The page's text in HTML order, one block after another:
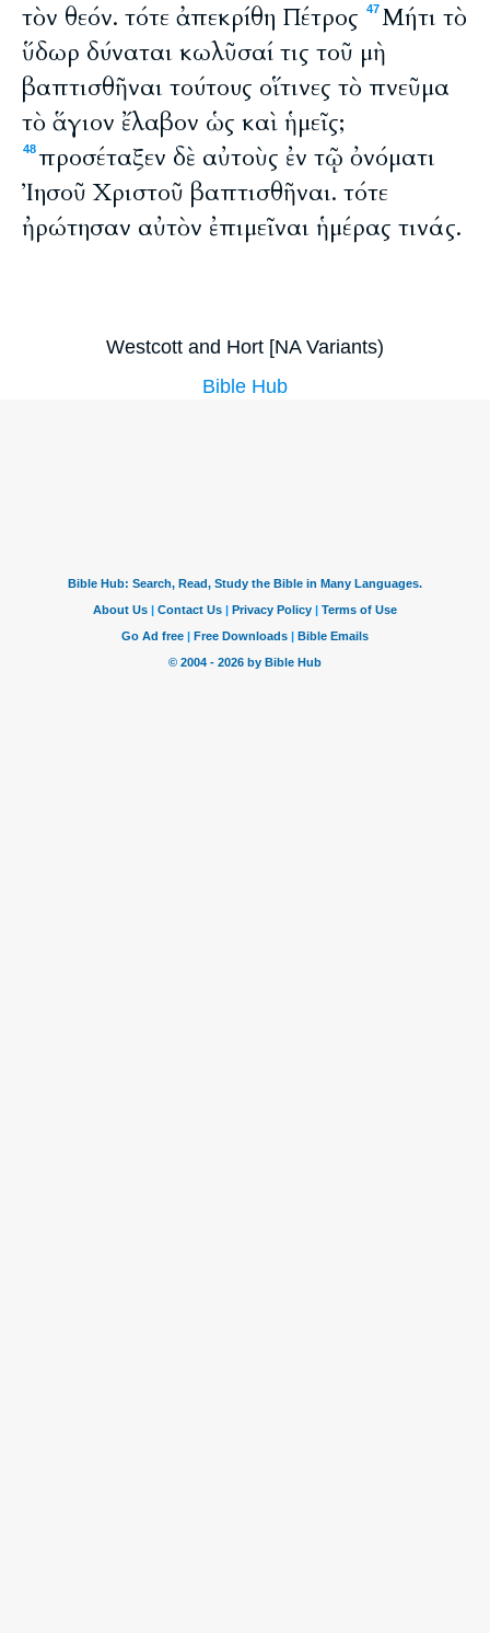
τὸν θεόν. τότε ἀπεκρίθη Πέτρος
47Μήτι τὸ
ὕδωρ δύναται κωλῦσαί τις τοῦ μὴ
βαπτισθῆναι τούτους οἵτινες τὸ πνεῦμα
τὸ ἅγιον ἔλαβον ὡς καὶ ἡμεῖς;
48προσέταξεν δὲ αὐτοὺς ἐν τῷ ὀνόματι
Ἰησοῦ Χριστοῦ βαπτισθῆναι. τότε
ἠρώτησαν αὐτὸν ἐπιμεῖναι ἡμέρας τινάς.
Westcott and Hort [NA Variants)
Bible Hub